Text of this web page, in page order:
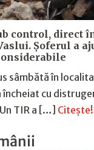
control, direct
Șoferul a
sâmbătă în
încheiat cu
TIR a […] Citește!